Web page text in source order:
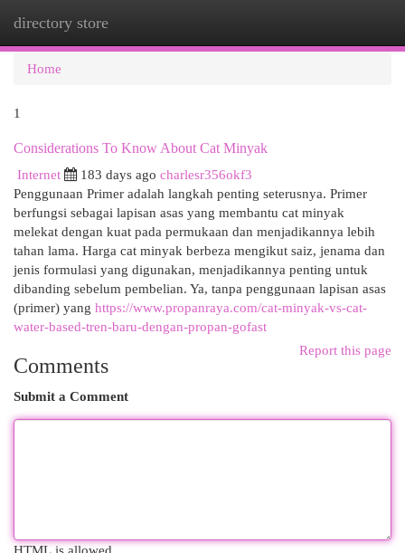
directory store
Home
1
Considerations To Know About Cat Minyak
Internet
183 days ago charlesr356okf3
Penggunaan Primer adalah langkah penting seterusnya. Primer
berfungsi sebagai lapisan asas yang membantu cat minyak
melekat dengan kuat pada permukaan dan menjadikannya lebih
tahan lama. Harga cat minyak berbeza mengikut saiz, jenama dan
jenis formulasi yang digunakan, menjadikannya penting untuk
dibanding sebelum pembelian. Ya, tanpa penggunaan lapisan asas
(primer) yang https://www.propanraya.com/cat-minyak-vs-cat-
water-based-tren-baru-dengan-propan-gofast
Report this page
Comments
Submit a Comment
HTML is allowed